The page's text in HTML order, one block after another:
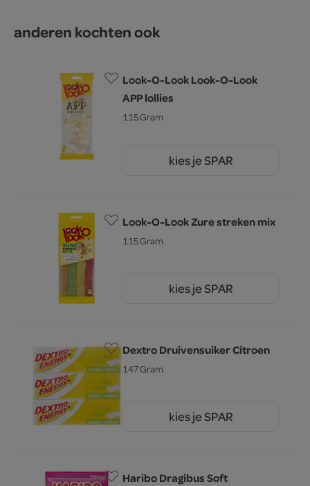
anderen kochten ook
Look-O-Look Look-O-Look
APP lollies
115 Gram
kies je SPAR
Look-O-Look Zure streken mix
115 Gram
kies je SPAR
Dextro Druivensuiker Citroen
147 Gram
kies je SPAR
Haribo Dragibus Soft